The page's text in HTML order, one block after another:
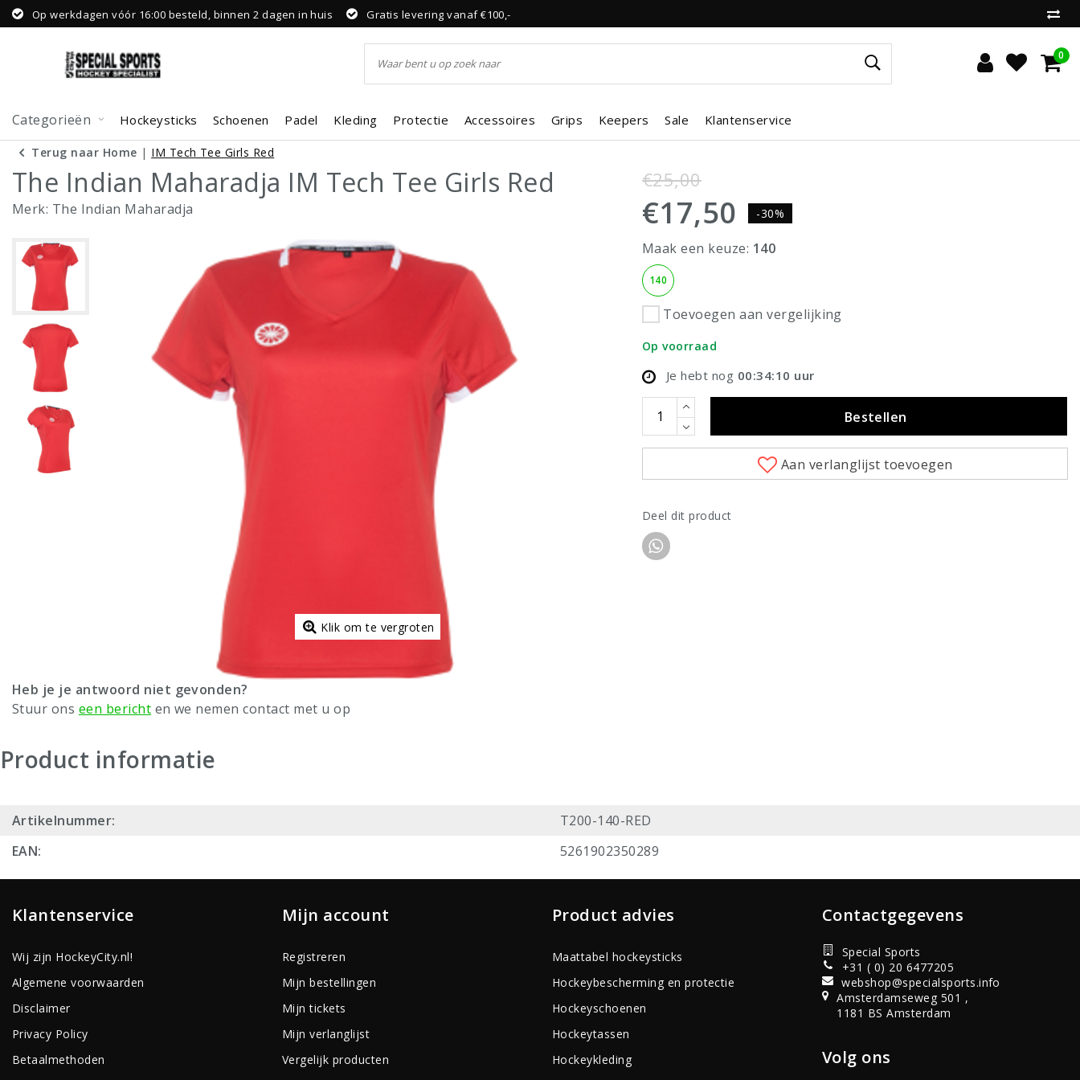
Op werkdagen vóór 16:00 besteld, binnen 2 dagen in huis Gratis levering vanaf €100,-
0
Categorieën Hockeysticks Schoenen Padel Kleding Protectie Accessoires Grips Keepers Sale Klantenservice
Terug naar Home | IM Tech Tee Girls Red
The Indian Maharadja IM Tech Tee Girls Red
Merk: The Indian Maharadja
Klik om te vergroten
€25,00
€17,50 -30%
Maak een keuze: 140
140
Toevoegen aan vergelijking
Op voorraad
Je hebt nog 00:34:09 uur
Bestellen
Aan verlanglijst toevoegen
Deel dit product
Heb je je antwoord niet gevonden?
Stuur ons een bericht en we nemen contact met u op
Product informatie
Artikelnummer:
T200-140-RED
EAN:
5261902350289
Klantenservice
Wij zijn HockeyCity.nl!
Algemene voorwaarden
Disclaimer
Privacy Policy
Betaalmethoden
Mijn account
Registreren
Mijn bestellingen
Mijn tickets
Mijn verlanglijst
Vergelijk producten
Product advies
Maattabel hockeysticks
Hockeybescherming en protectie
Hockeyschoenen
Hockeytassen
Hockeykleding
Contactgegevens
Special Sports
+31 ( 0) 20 6477205
webshop@specialsports.info
Amsterdamseweg 501 ,
1181 BS Amsterdam
Volg ons